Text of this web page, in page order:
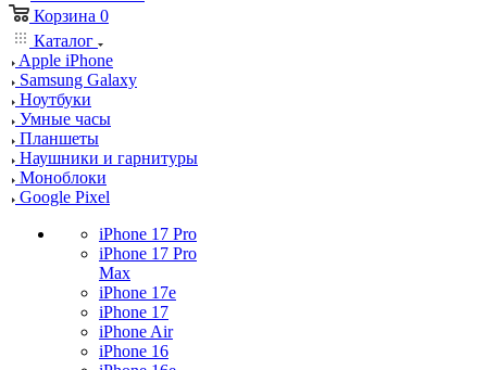
Корзина 0
Каталог
Apple iPhone
Samsung Galaxy
Ноутбуки
Умные часы
Планшеты
Наушники и гарнитуры
Моноблоки
Google Pixel
iPhone 17 Pro
iPhone 17 Pro
Max
iPhone 17e
iPhone 17
iPhone Air
iPhone 16